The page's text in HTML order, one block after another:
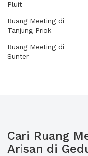
Pluit
Ruang Meeting di
Tanjung Priok
Ruang Meeting di
Sunter
Cari Ruang
Arisan di